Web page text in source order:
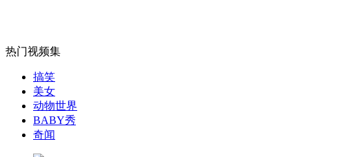
山西运城恶犬咬伤多人 警民合力深夜将其击毙
女孩北京地铁殴打老人 痛下狠手拳打脚踢
热门视频集
搞笑
美女
动物世界
BABY秀
奇闻